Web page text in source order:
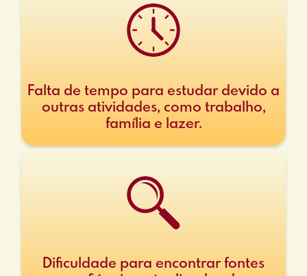
Falta de tempo para estudar devido a
outras atividades, como trabalho,
família e lazer.
Dificuldade para encontrar fontes